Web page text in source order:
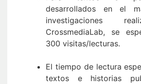
desarrollados en el
investigaciones
CrossmediaLab, se
300 visitas/lecturas.
El tiempo de lectura
textos e historias